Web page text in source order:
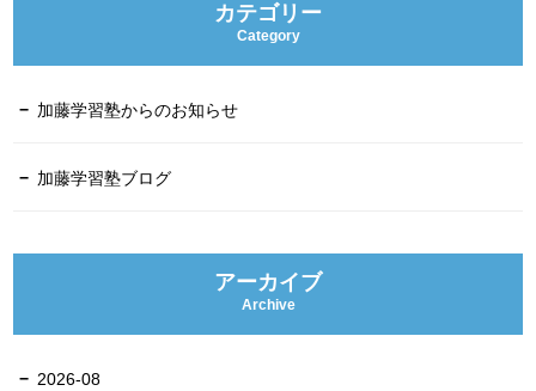
カテゴリー
Category
加藤学習塾からのお知らせ
加藤学習塾ブログ
アーカイブ
Archive
2026-08